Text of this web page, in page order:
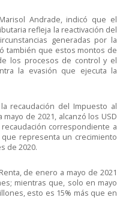
Andrade, indicó que el
refleja la reactivación del
generadas por la
también que estos montos de
los procesos de control y el
la evasión que ejecuta la
recaudación del Impuesto al
de 2021, alcanzó los USD
correspondiente a
representa un crecimiento
de 2020.
de enero a mayo de 2021
mientras que, solo en mayo
esto es 15% más que en